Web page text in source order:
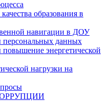
образования в
навигации в ДОУ
персональных данных
энергетической
нагрузки на